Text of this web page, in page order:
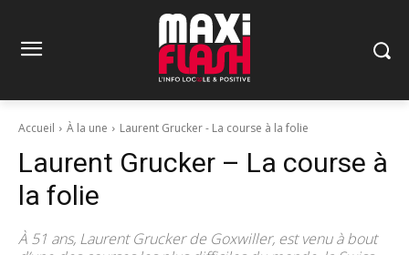
Accueil À la une Laurent Grucker - La course à la folie
Laurent Grucker – La course à
la folie
À 51 ans, Laurent Grucker de Goxwiller, est venu à bout